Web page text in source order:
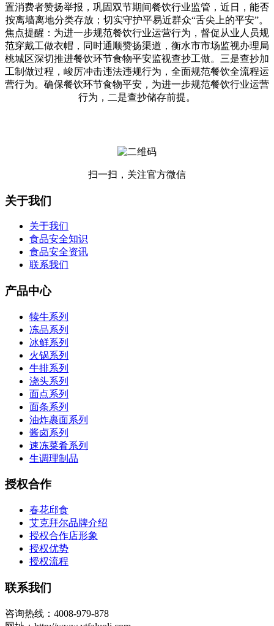
置消费者赞扬举报，巩固双节期间餐饮行业监管，近日，能否
按离墙离地分类存放；切实守护平易近群众“舌尖上的平安”。
焦点提醒：为进一步规范餐饮行业运营行为，督促从业人员规
范穿戴工做衣帽，同时通顺赞扬渠道，衡水市市场监视办理局
桃城区深切推进餐饮环节食物平安监视查抄工做。三是查抄加
工制做过程，峻厉冲击违法违规行为，全面规范餐饮全流程运
营行为。确保餐饮环节食物平安，为进一步规范餐饮行业运营
行为，二是查抄储存前提。
扫一扫，关注官方微信
关于我们
关于我们
食品安全知识
食品安全资讯
联系我们
产品中心
犊牛系列
冻品系列
冰鲜系列
火锅系列
牛排系列
浇头系列
面点系列
面条系列
油炸裹面系列
酱卤系列
速冻菜肴系列
生调理制品
授权合作
春花邱食
艾克拜尔品牌介绍
授权合作店形象
授权优势
授权流程
联系我们
咨询热线：4008-979-878